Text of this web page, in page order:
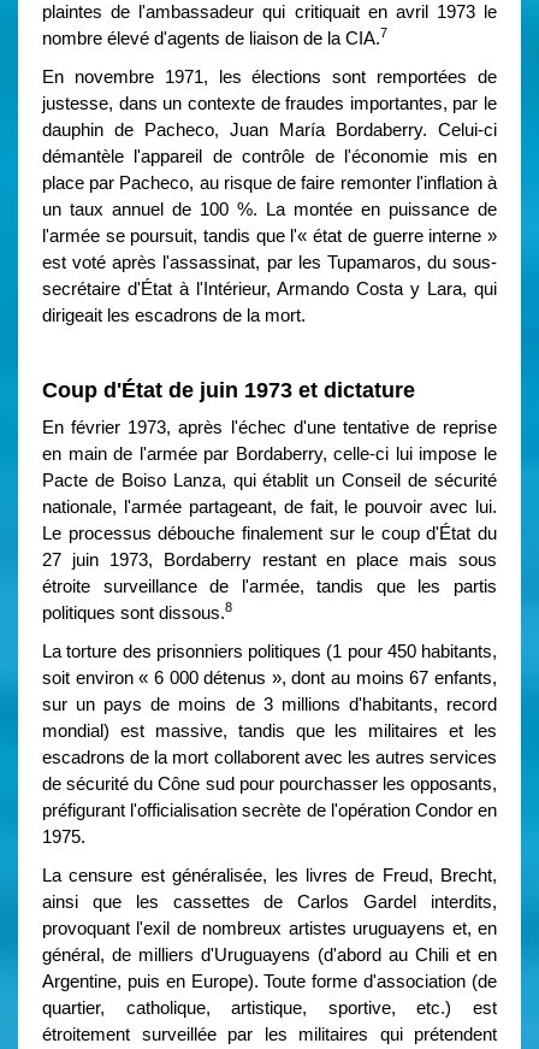
plaintes de l'ambassadeur qui critiquait en avril 1973 le
nombre élevé d'agents de liaison de la CIA.7
En novembre 1971, les élections sont remportées de
justesse, dans un contexte de fraudes importantes, par le
dauphin de Pacheco, Juan María Bordaberry. Celui-ci
démantèle l'appareil de contrôle de l'économie mis en
place par Pacheco, au risque de faire remonter l'inflation à
un taux annuel de 100 %. La montée en puissance de
l'armée se poursuit, tandis que l'« état de guerre interne »
est voté après l'assassinat, par les Tupamaros, du sous-
secrétaire d'État à l'Intérieur, Armando Costa y Lara, qui
dirigeait les escadrons de la mort.
Coup d'État de juin 1973 et dictature
En février 1973, après l'échec d'une tentative de reprise
en main de l'armée par Bordaberry, celle-ci lui impose le
Pacte de Boiso Lanza, qui établit un Conseil de sécurité
nationale, l'armée partageant, de fait, le pouvoir avec lui.
Le processus débouche finalement sur le coup d'État du
27 juin 1973, Bordaberry restant en place mais sous
étroite surveillance de l'armée, tandis que les partis
politiques sont dissous.8
La torture des prisonniers politiques (1 pour 450 habitants,
soit environ « 6 000 détenus », dont au moins 67 enfants,
sur un pays de moins de 3 millions d'habitants, record
mondial) est massive, tandis que les militaires et les
escadrons de la mort collaborent avec les autres services
de sécurité du Cône sud pour pourchasser les opposants,
préfigurant l'officialisation secrète de l'opération Condor en
1975.
La censure est généralisée, les livres de Freud, Brecht,
ainsi que les cassettes de Carlos Gardel interdits,
provoquant l'exil de nombreux artistes uruguayens et, en
général, de milliers d'Uruguayens (d'abord au Chili et en
Argentine, puis en Europe). Toute forme d'association (de
quartier, catholique, artistique, sportive, etc.) est
étroitement surveillée par les militaires qui prétendent